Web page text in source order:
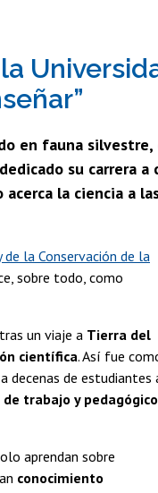
en fauna
su carrera a
la ciencia a
la Conservación de la
sobre todo, como
un viaje a Tierra del
científica. Así fue
decenas de estudiantes
trabajo y pedagógico
aprendan sobre
conocimiento